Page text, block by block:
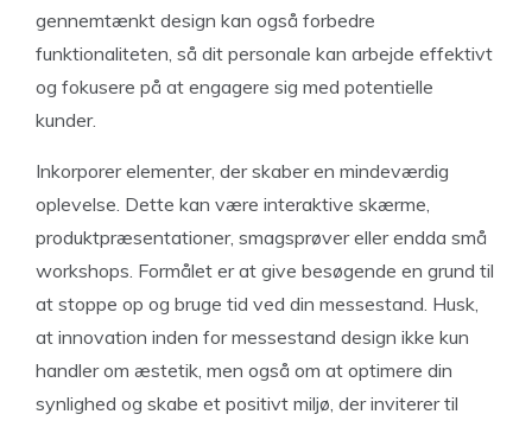
gennemtænkt design kan også forbedre
funktionaliteten, så dit personale kan arbejde effektivt
og fokusere på at engagere sig med potentielle
kunder.
Inkorporer elementer, der skaber en mindeværdig
oplevelse. Dette kan være interaktive skærme,
produktpræsentationer, smagsprøver eller endda små
workshops. Formålet er at give besøgende en grund til
at stoppe op og bruge tid ved din messestand. Husk,
at innovation inden for messestand design ikke kun
handler om æstetik, men også om at optimere din
synlighed og skabe et positivt miljø, der inviterer til